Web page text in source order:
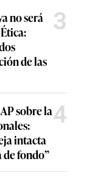
no será
de las
3
sobre la
intacta
fondo”
4